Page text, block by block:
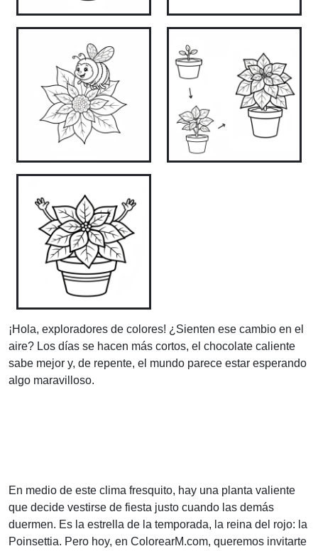
¡Hola, exploradores de colores! ¿Sienten ese cambio en el
aire? Los días se hacen más cortos, el chocolate caliente
sabe mejor y, de repente, el mundo parece estar esperando
algo maravilloso.
En medio de este clima fresquito, hay una planta valiente
que decide vestirse de fiesta justo cuando las demás
duermen. Es la estrella de la temporada, la reina del rojo: la
Poinsettia. Pero hoy, en ColorearM.com, queremos invitarte